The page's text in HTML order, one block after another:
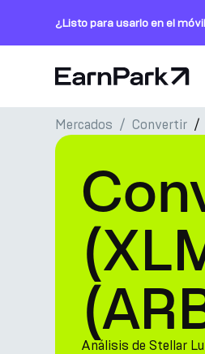
¿Listo para usarlo en el
Página de inicio
Productos
Mercados
PARK
Recursos
Mercados Convertir
Análisis de Stellar